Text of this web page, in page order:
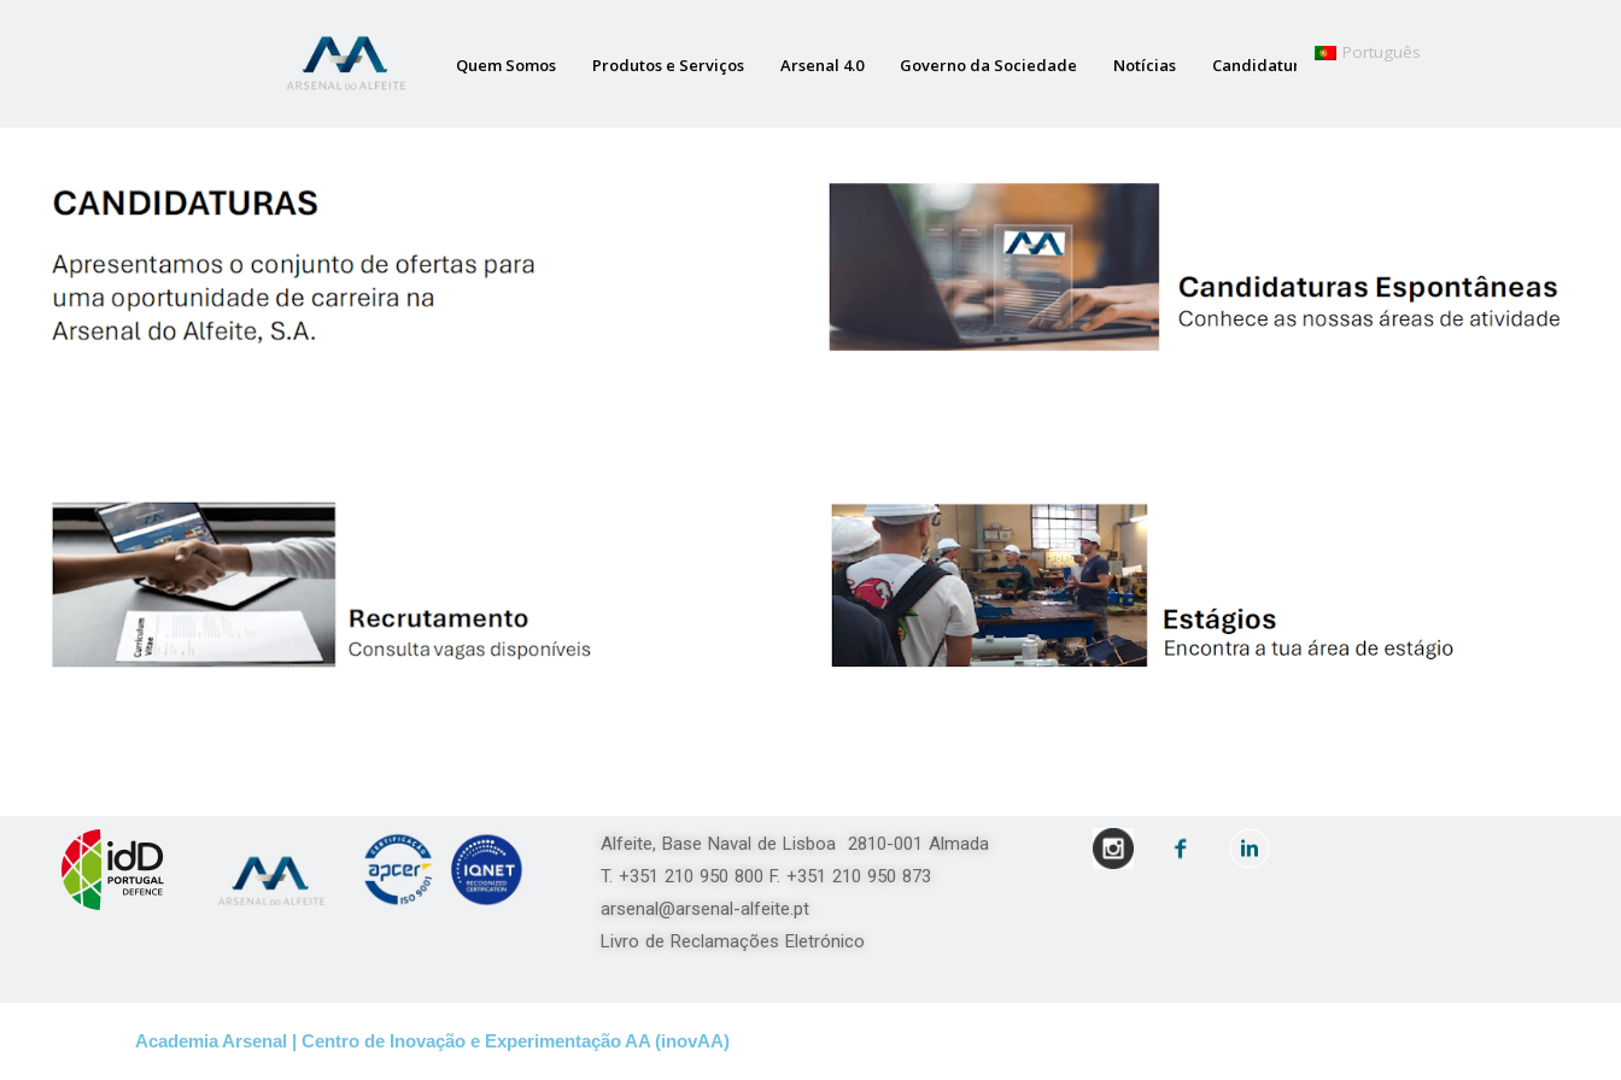
Quem Somos Produtos e Serviços Arsenal 4.0 Governo da Sociedade Notícias Candidaturas
Alfeite, Base Naval de Lisboa 2810-001 Almada
T. +351 210 950 800 F. +351 210 950 873
arsenal@arsenal-alfeite.pt
Livro de Reclamações Eletrónico
Academia Arsenal | Centro de Inovação e Experimentação AA (inovAA)
Português